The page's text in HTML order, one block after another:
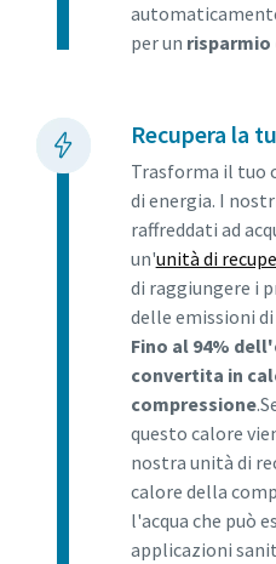
per un risparmio
Recupera la
Trasforma il tuo
di energia. I
raffreddati ad
un'unità di
di raggiungere i
delle emissioni
Fino al 94%
convertita in
compressione
questo calore
nostra unità di
calore della
l'acqua che può
applicazioni